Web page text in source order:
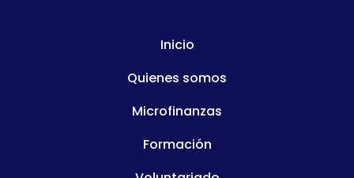
Inicio
Quienes somos
Microfinanzas
Formación